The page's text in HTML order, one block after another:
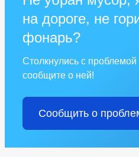
на дороге, не
фонарь?
Столкнулись с
сообщите о ней!
Сообщить о